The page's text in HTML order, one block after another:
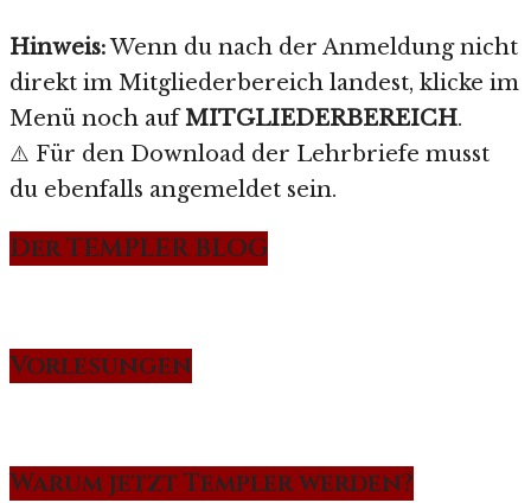
Hinweis:Wenn du nach der Anmeldung nicht
direkt im Mitgliederbereich landest, klicke im
Menü noch aufMITGLIEDERBEREICH.
⚠️ Für den Download der Lehrbriefe musst
du ebenfalls angemeldet sein.
Der TEMPLER BLOG
Vorlesungen
Warum jetzt Templer werden?